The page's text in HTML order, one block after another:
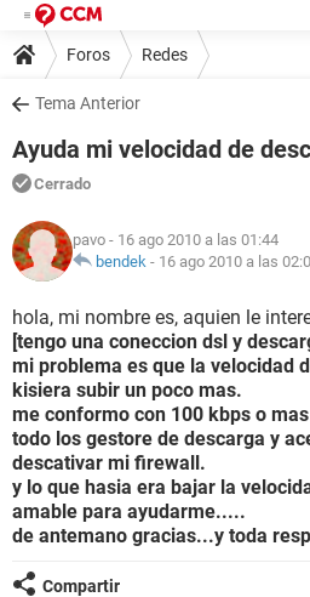
Foros Redes
Tema Anterior
Ayuda mi velocidad de
Cerrado
pavo - 16 ago 2010 a las 01:44
bendek - 16 ago 2010 a las
hola, mi nombre es, aquien le
[tengo una coneccion dsl y
mi problema es que la velocidad
kisiera subir un poco mas.
me conformo con 100 kbps o
todo los gestore de descarga y
descativar mi firewall.
y lo que hasia era bajar la
amable para ayudarme.....
de antemano gracias...y toda
Compartir